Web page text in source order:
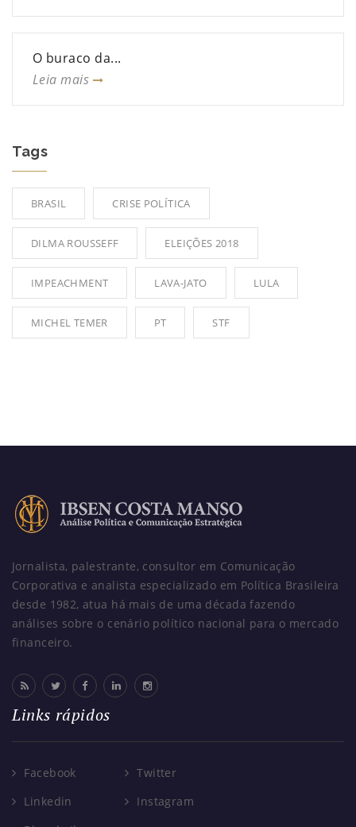
O buraco da...
Leia mais
Tags
BRASIL CRISE POLÍTICA
DILMA ROUSSEFF ELEIÇÕES 2018
IMPEACHMENT LAVA-JATO LULA
MICHEL TEMER PT STF
Jornalista, palestrante, consultor em Comunicação
Corporativa e analista especializado em Política Brasileira
desde 1982, atua há mais de uma década fazendo
análises sobre o cenário político nacional para o mercado
financeiro.
Links rápidos
Facebook
Linkedin
Twitter
Instagram